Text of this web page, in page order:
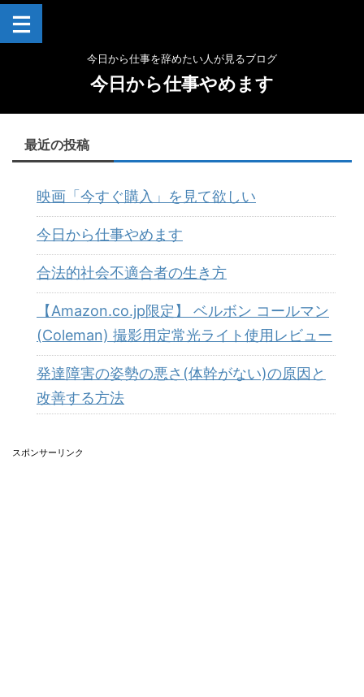
今日から仕事を辞めたい人が見るブログ
今日から仕事やめます
最近の投稿
映画「今すぐ購入」を見て欲しい
今日から仕事やめます
合法的社会不適合者の生き方
【Amazon.co.jp限定】 ベルボン コールマン
(Coleman) 撮影用定常光ライト使用レビュー
発達障害の姿勢の悪さ(体幹がない)の原因と
改善する方法
スポンサーリンク